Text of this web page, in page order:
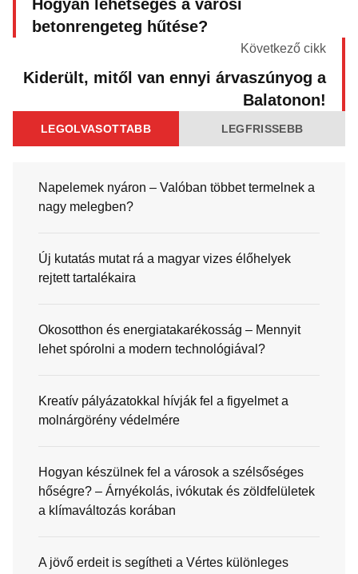
Hogyan lehetséges a városi
betonrengeteg hűtése?
Következő cikk
Kiderült, mitől van ennyi árvaszúnyog a
Balatonon!
LEGOLVASOTTABB LEGFRISSEBB
Napelemek nyáron – Valóban többet termelnek a
nagy melegben?
Új kutatás mutat rá a magyar vizes élőhelyek
rejtett tartalékaira
Okosotthon és energiatakarékosság – Mennyit
lehet spórolni a modern technológiával?
Kreatív pályázatokkal hívják fel a figyelmet a
molnárgörény védelmére
Hogyan készülnek fel a városok a szélsőséges
hőségre? – Árnyékolás, ivókutak és zöldfelületek
a klímaváltozás korában
A jövő erdeit is segítheti a Vértes különleges